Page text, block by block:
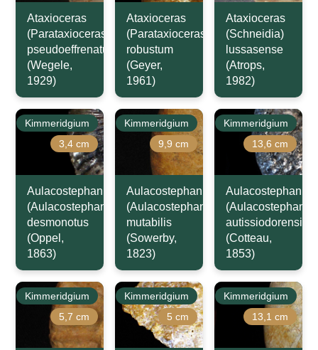
Ataxioceras
(Parataxioceras)
pseudoeffrenatum
(Wegele,
1929)
Ataxioceras
(Parataxioceras)
robustum
(Geyer,
1961)
Ataxioceras
(Schneidia)
lussasense
(Atrops,
1982)
Kimmeridgium
3,4 cm
Aulacostephanus
(Aulacostephanoides)
desmonotus
(Oppel,
1863)
Kimmeridgium
9,9 cm
Aulacostephanus
(Aulacostephanoides)
mutabilis
(Sowerby,
1823)
Kimmeridgium
13,6 cm
Aulacostephanus
autissiodorensis
(Cotteau,
1853)
Kimmeridgium
5,7 cm
Kimmeridgium
5 cm
Kimmeridgium
13,1 cm